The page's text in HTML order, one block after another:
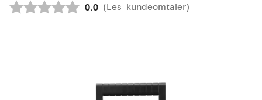
Gjennomsnittskarakter:
0.0 (Les kundeomtaler)